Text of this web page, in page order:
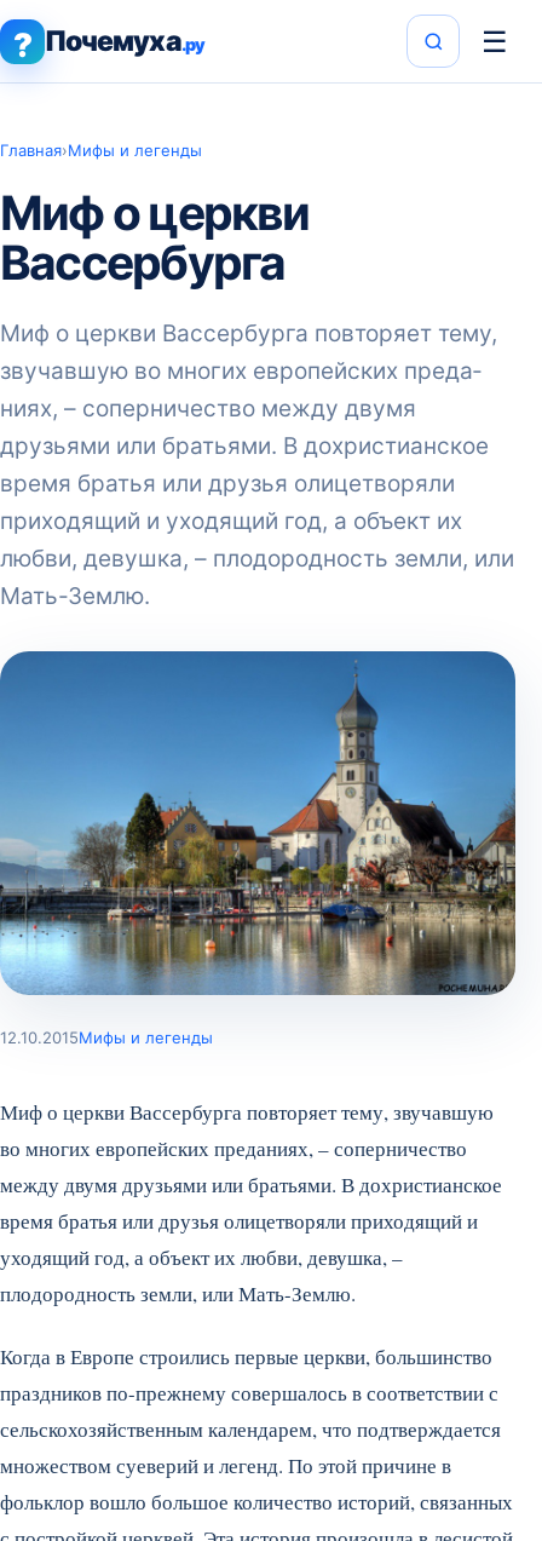
? Почемуха.ру ☰
Главная›Мифы и легенды
Миф о церкви
Вассербурга
Миф о церкви Вассербурга по­вторяет тему,
звучавшую во многих европейских преда­
ниях, – соперничество между двумя
друзьями или братьями. В дохристи­анское
время братья или друзья оли­цетворяли
приходящий и уходящий год, а объект их
любви, девушка, – плодородность земли, или
Мать-Землю.
12.10.2015Мифы и легенды
Миф о церкви Вассербурга по­вторяет тему, звучавшую
во многих европейских преда­ниях, – соперничество
между двумя друзьями или братьями. В дохристи­анское
время братья или друзья оли­цетворяли приходящий и
уходящий год, а объект их любви, девушка, –
плодородность земли, или Мать-Землю.
Когда в Европе строились первые цер­кви, большинство
праздников по-прежнему совершалось в соответствии с
сельскохозяйственным календарем, что подтверждается
множеством суе­верий и легенд. По этой причине в
фольклор вошло большое количество историй, связанных